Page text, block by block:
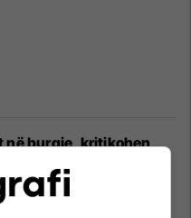
në burgje, kritikohen
probleme mendore
2021